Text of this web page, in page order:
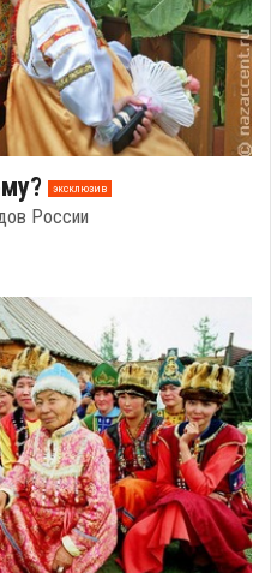
эксклюзив
России